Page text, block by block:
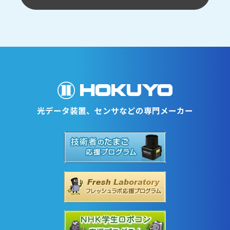
光データ装置、センサなどの専門メーカー